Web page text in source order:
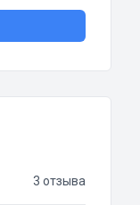
3 отзыва